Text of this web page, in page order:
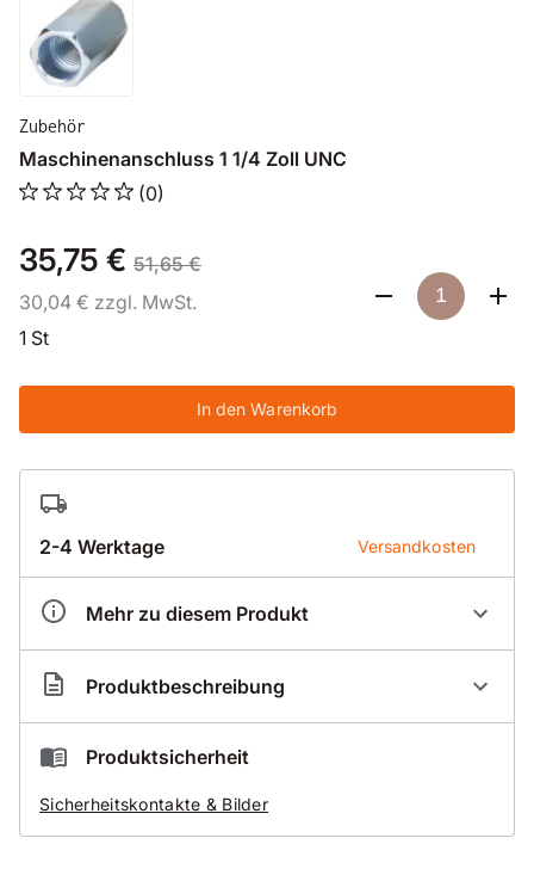
Zubehör
Maschinenanschluss 1 1/4 Zoll UNC
(0)
35,75 € 51,65 €
30,04 € zzgl. MwSt.
1 St
In den Warenkorb
2-4 Werktage Versandkosten
Mehr zu diesem Produkt
Artikelnummer BZ11155
Produktbeschreibung
** Maschinenanschluss 1 1/4 Zoll UNC**
Produktsicherheit
Sicherheitskontakte & Bilder